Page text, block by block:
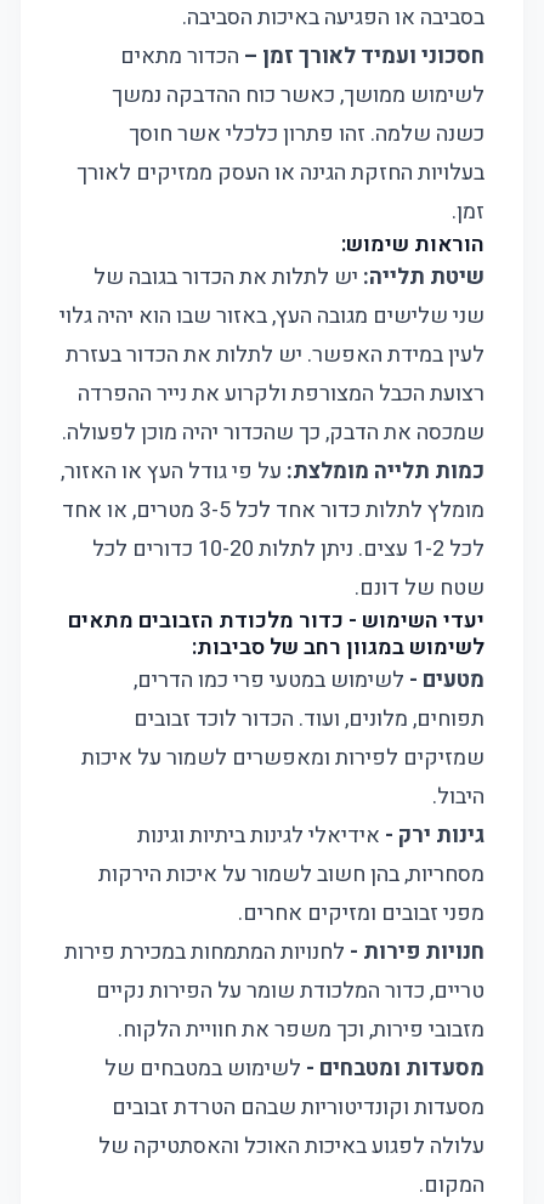
בסביבה או הפגיעה באיכות הסביבה.
חסכוני ועמיד לאורך זמן – הכדור מתאים
לשימוש ממושך, כאשר כוח ההדבקה נמשך
כשנה שלמה. זהו פתרון כלכלי אשר חוסך
בעלויות החזקת הגינה או העסק ממזיקים לאורך
זמן.
הוראות שימוש:
שיטת תלייה: יש לתלות את הכדור בגובה של
שני שלישים מגובה העץ, באזור שבו הוא יהיה גלוי
לעין במידת האפשר. יש לתלות את הכדור בעזרת
רצועת הכבל המצורפת ולקרוע את נייר ההפרדה
שמכסה את הדבק, כך שהכדור יהיה מוכן לפעולה.
כמות תלייה מומלצת: על פי גודל העץ או האזור,
מומלץ לתלות כדור אחד לכל 3-5 מטרים, או אחד
לכל 1-2 עצים. ניתן לתלות 10-20 כדורים לכל
שטח של דונם.
יעדי השימוש - כדור מלכודת הזבובים מתאים
לשימוש במגוון רחב של סביבות:
מטעים - לשימוש במטעי פרי כמו הדרים,
תפוחים, מלונים, ועוד. הכדור לוכד זבובים
שמזיקים לפירות ומאפשרים לשמור על איכות
היבול.
גינות ירק - אידיאלי לגינות ביתיות וגינות
מסחריות, בהן חשוב לשמור על איכות הירקות
מפני זבובים ומזיקים אחרים.
חנויות פירות - לחנויות המתמחות במכירת פירות
טריים, כדור המלכודת שומר על הפירות נקיים
מזבובי פירות, וכך משפר את חוויית הלקוח.
מסעדות ומטבחים - לשימוש במטבחים של
מסעדות וקונדיטוריות שבהם הטרדת זבובים
עלולה לפגוע באיכות האוכל והאסתטיקה של
המקום.